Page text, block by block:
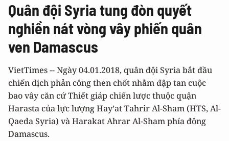
Quân đội Syria tung đòn quyết
nghiền nát vòng vây phiến quân
ven Damascus
VietTimes -- Ngày 04.01.2018, quân đội Syria bắt đầu
chiến dịch phản công then chốt nhằm đập tan cuộc
bao vây căn cứ Thiết giáp chiến lược thuộc quận
Harasta của lực lượng Hay’at Tahrir Al-Sham (HTS, Al-
Qaeda Syria) và Harakat Ahrar Al-Sham phía đông
Damascus.